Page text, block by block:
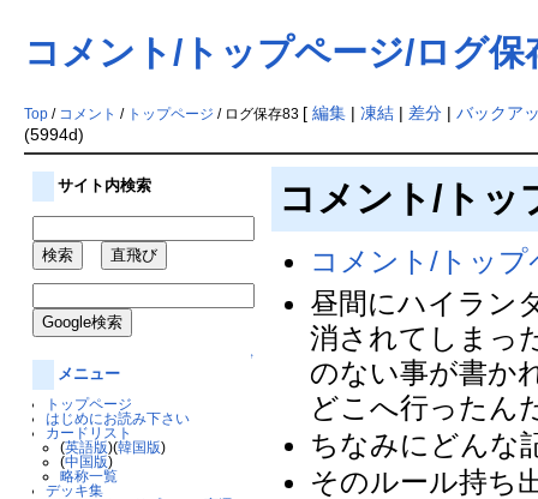
コメント/トップページ/ログ保
Top/ コメント / トップページ / ログ保存83 [ 編集| 凍結| 差分| バックア
(5994d)
サイト内検索
↑
メニュー
トップページ
はじめにお読み下さい
カードリスト
(英語版)(韓国版)
(中国版)
略称一覧
デッキ集
コメント/ト
コメント/トッ
昼間にハイラン
消されてしまっ
のない事が書か
どこへ行ったん
ちなみにどんな
そのルール持ち